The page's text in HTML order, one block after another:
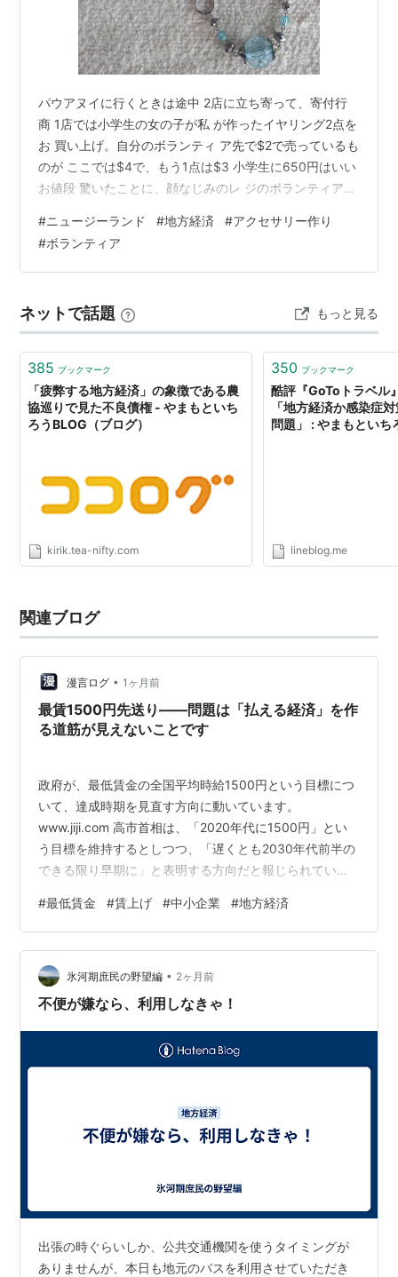
パウアヌイに行くときは途中 2店に立ち寄って、寄付行
商 1店では小学生の女の子が私 が作ったイヤリング2点を
お 買い上げ。自分のボランティ ア先で$2で売っているも
のが ここでは$4で、もう1点は$3 小学生に650円はいい
お値段 驚いたことに、顔なじみのレ ジのボランティアが
クランドに 住んでいる人がネックレスを バラしたりして
作っては、寄 付してくれているものなの」 と説明を始め
たのです。てっ きり私に気づいてのことかと 思ったら、
入って全員で大笑い😆 顔なじみのダイは私のアクセ を…
#ニュージーランド #地方経済 #アクセサリー作り
#ボランティア
ネットで話題 もっと見る
385 ブックマーク
「疲弊する地方経済」の象徴である農
協巡りで見た不良債権 - やまもといち
ろうBLOG（ブログ）
kirik.tea-nifty.com
350 ブックマーク
酷評『GoToトラベル
「地方経済か感染症
問題」 : やまもといち
lineblog.me
関連ブログ
漫言ログ • 1ヶ月前
最賃1500円先送り――問題は「払える経済」を作
る道筋が見えないことです
政府が、最低賃金の全国平均時給1500円という目標につ
いて、達成時期を見直す方向に動いています。
www.jiji.com 高市首相は、「2020年代に1500円」とい
う目標を維持するとしつつ、「遅くとも2030年代前半の
できる限り早期に」と表明する方向だと報じられていま
は、急速な引き上げへの懸念が出ていました。いまの経
済状況を考えれば、その声をまったく無視することはで
きません。 最低賃金とは、労働者の生活を守るために法
律で定められる賃金の下限です。地域ごとの経済状況や
物価水準、企業の支払い能力、労働者の生計費などを考
#最低賃金 #賃上げ #中小企業 #地方経済
氷河期庶民の野望編 • 2ヶ月前
不便が嫌なら、利用しなきゃ！
出張の時ぐらいしか、公共交通機関を使うタイミングが
ありませんが、本日も地元のバスを利用させていただき